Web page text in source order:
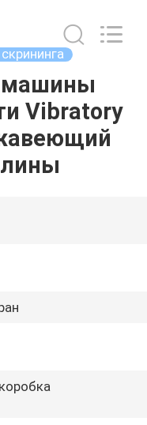
машины
Vibratory